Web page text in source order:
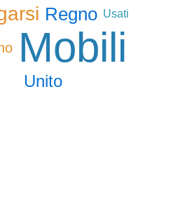
Regno Usati
Mobili
Unito